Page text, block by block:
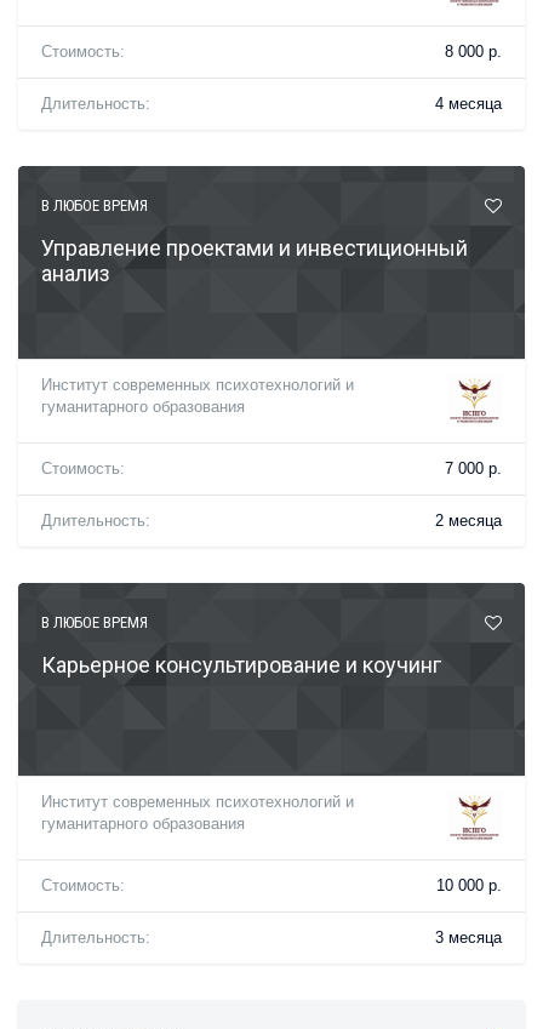
Стоимость: 8 000 р.
Длительность: 4 месяца
В ЛЮБОЕ ВРЕМЯ
Управление проектами и инвестиционный
анализ
Институт современных психотехнологий и
гуманитарного образования
Стоимость: 7 000 р.
Длительность: 2 месяца
В ЛЮБОЕ ВРЕМЯ
Карьерное консультирование и коучинг
Институт современных психотехнологий и
гуманитарного образования
Стоимость: 10 000 р.
Длительность: 3 месяца